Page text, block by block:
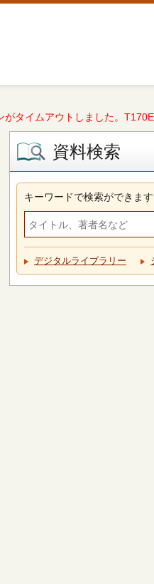
タイムアウトしました。
資料検索
キーワードで検索ができます
デジタルライブラリー